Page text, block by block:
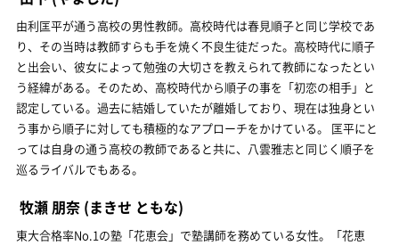
由利匡平が通う高校の男性教師。高校時代は春見順子と同じ学校であ
り、その当時は教師すらも手を焼く不良生徒だった。高校時代に順子
と出会い、彼女によって勉強の大切さを教えられて教師になったとい
う経緯がある。そのため、高校時代から順子の事を「初恋の相手」と
認定している。過去に結婚していたが離婚しており、現在は独身とい
う事から順子に対しても積極的なアプローチをかけている。 匡平にと
っては自身の通う高校の教師であると共に、八雲雅志と同じく順子を
巡るライバルでもある。
牧瀬 朋奈 (まきせ ともな)
東大合格率No.1の塾「花恵会」で塾講師を務めている女性。「花恵